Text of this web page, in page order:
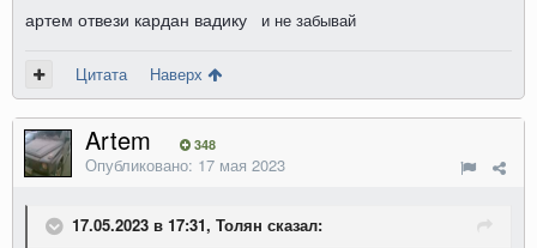
артем отвези кардан вадику и не забывай
Цитата Наверх
Artem 348
Опубликовано: 17 мая 2023
17.05.2023 в 17:31, Толян сказал: